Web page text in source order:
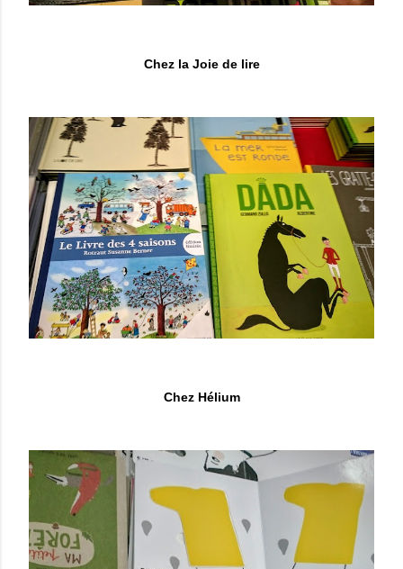
Chez la Joie de lire
Chez Hélium